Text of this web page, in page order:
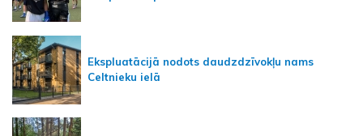
Ekspluatācijā nodots daudzdzīvokļu nams
Celtnieku ielā